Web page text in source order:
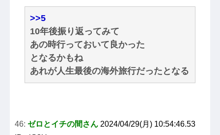
>>5
10年後振り返ってみて
あの時行っておいて良かった
となるかもね
あれが人生最後の海外旅行だったとなる
46: ゼロとイチの間さん 2024/04/29(月) 10:54:46.53